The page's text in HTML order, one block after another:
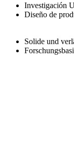
Investigación
Diseño de
Solide und